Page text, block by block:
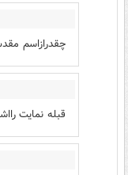
چقدرازاسم
قبله نمایت